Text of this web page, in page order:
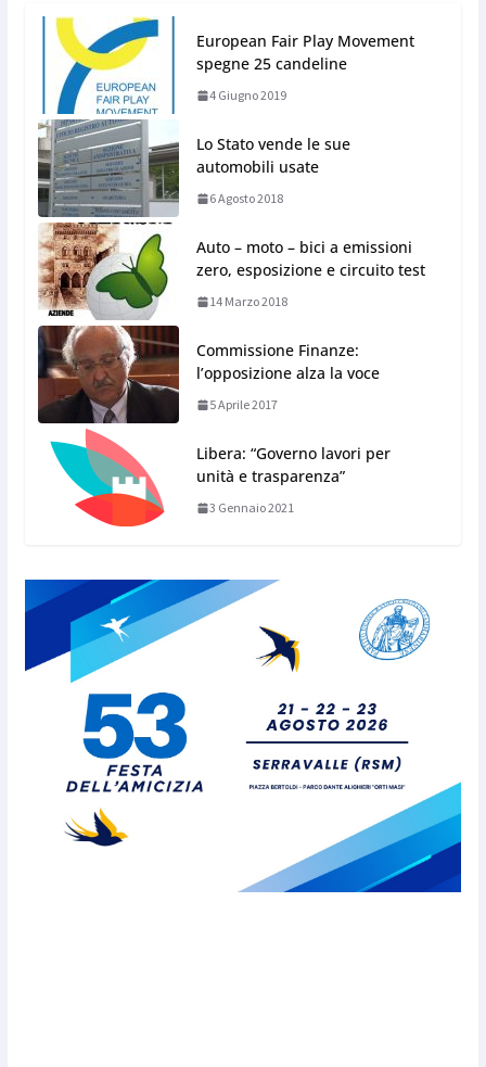
European Fair Play Movement
spegne 25 candeline
4 Giugno 2019
Lo Stato vende le sue
automobili usate
6 Agosto 2018
Auto – moto – bici a emissioni
zero, esposizione e circuito test
14 Marzo 2018
Commissione Finanze:
l’opposizione alza la voce
5 Aprile 2017
Libera: “Governo lavori per
unità e trasparenza”
3 Gennaio 2021